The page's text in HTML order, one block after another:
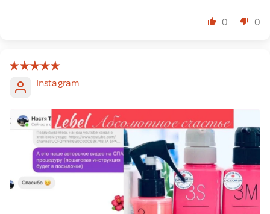
0 0
Instagram